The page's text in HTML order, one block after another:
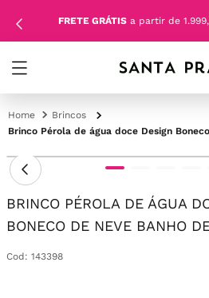
FRETE GRÁTIS a partir de
Brincos
Brinco Pérola de água doce Design
BRINCO PÉROLA DE ÁGUA
BONECO DE NEVE BANHO
Cod : 143398